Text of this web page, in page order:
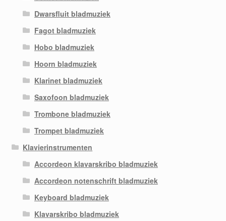
Dwarsfluit bladmuziek
Fagot bladmuziek
Hobo bladmuziek
Hoorn bladmuziek
Klarinet bladmuziek
Saxofoon bladmuziek
Trombone bladmuziek
Trompet bladmuziek
Klavierinstrumenten
Accordeon klavarskribo bladmuziek
Accordeon notenschrift bladmuziek
Keyboard bladmuziek
Klavarskribo bladmuziek